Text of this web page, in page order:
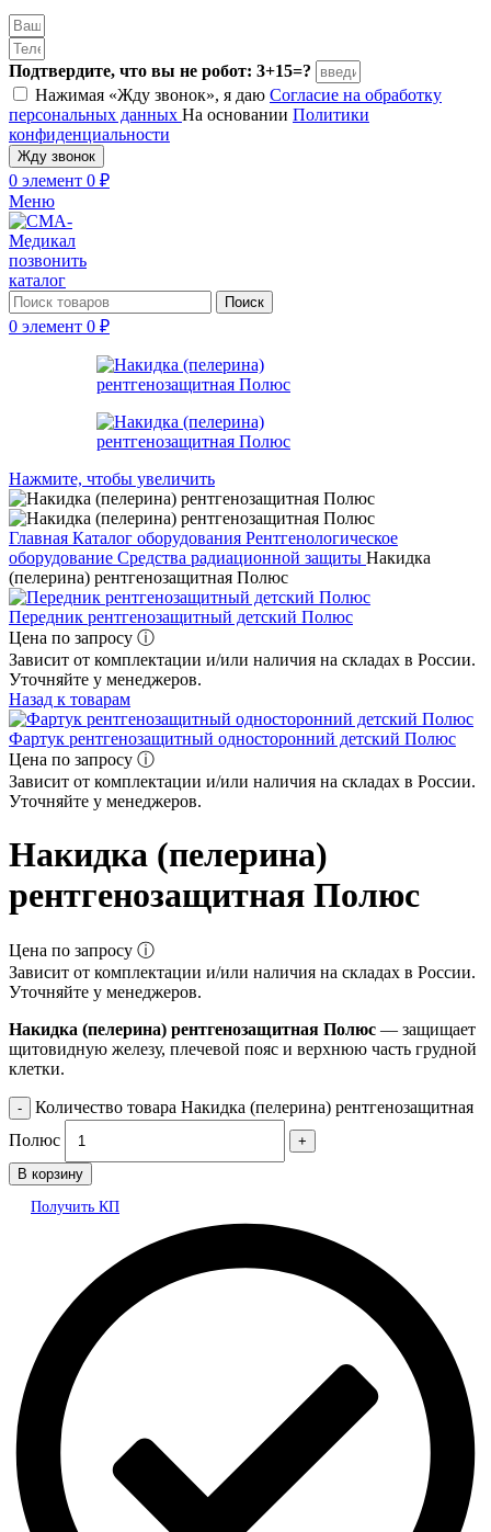
Подтвердите, что вы не робот: 3+15=?
Нажимая «Жду звонок», я даю Согласие на обработку
персональных данных На основании Политики
конфиденциальности
Жду звонок
0 элемент 0 ₽
Меню
позвонить
каталог
Поиск
0 элемент 0 ₽
Нажмите, чтобы увеличить
Главная Каталог оборудования Рентгенологическое
оборудование Средства радиационной защиты Накидка
(пелерина) рентгенозащитная Полюс
Передник рентгенозащитный детский Полюс
Цена по запросу ⓘ
Зависит от комплектации и/или наличия на складах в России.
Уточняйте у менеджеров.
Назад к товарам
Фартук рентгенозащитный односторонний детский Полюс
Цена по запросу ⓘ
Зависит от комплектации и/или наличия на складах в России.
Уточняйте у менеджеров.
Накидка (пелерина)
рентгенозащитная Полюс
Цена по запросу ⓘ
Зависит от комплектации и/или наличия на складах в России.
Уточняйте у менеджеров.
Накидка (пелерина) рентгенозащитная Полюс — защищает
щитовидную железу, плечевой пояс и верхнюю часть грудной
клетки.
Количество товара Накидка (пелерина) рентгенозащитная
Полюс
В корзину
Получить КП